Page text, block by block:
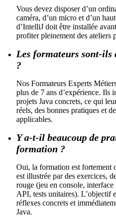
Vous devez disposer d’un
caméra, d’un micro et d’un
d’IntelliJ doit être installée
profiter pleinement des ateliers
Les formateurs sont-ils
?
Nos Formateurs Experts
plus de 7 ans d’expérience. Ils
projets Java concrets, ce qui
réels, des bonnes pratiques et
applicables.
Y a-t-il beaucoup de
formation ?
Oui, la formation est fortement
est illustrée par des exercices,
rouge (jeu en console,
API, tests unitaires). L’objectif
réflexes concrets et
Java.